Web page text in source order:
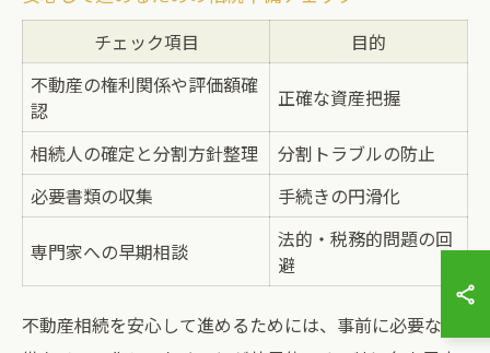
チェック項目
目的
不動産の権利関係や評価額確
認
正確な資産把握
相続人の確定と分割方針整理
分割トラブルの防止
必要書類の収集
手続きの円滑化
専門家への早期相談
法的・税務的問題の回
避
不動産相続を安心して進めるためには、事前に必要な準